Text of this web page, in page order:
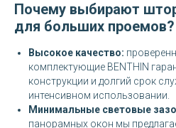
Почему выбирают
для больших проемов?
Высокое качество:
комплектующие BENTHIN
конструкции и долгий срок
интенсивном использовании.
Минимальные световые
панорамных окон мы